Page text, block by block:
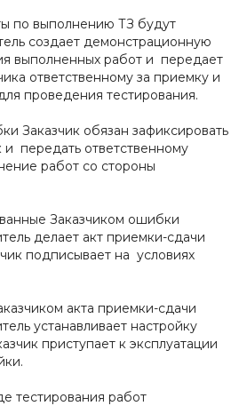
по выполнению ТЗ будут
создает демонстрационную
выполненных работ и передает
ответственному за приемку и
проведения тестирования.
Заказчик обязан зафиксировать
передать ответственному
работ со стороны
Заказчиком ошибки
делает акт приемки-сдачи
подписывает на условиях
акта приемки-сдачи
устанавливает настройку
приступает к эксплуатации
тестирования работ